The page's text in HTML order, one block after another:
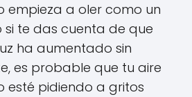
empieza a oler como un
si te das cuenta de que
ha aumentado sin
es probable que tu aire
esté pidiendo a gritos